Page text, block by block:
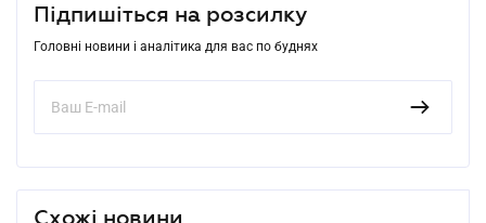
Підпишіться на розсилку
Головні новини і аналітика для вас по буднях
Схожі новини